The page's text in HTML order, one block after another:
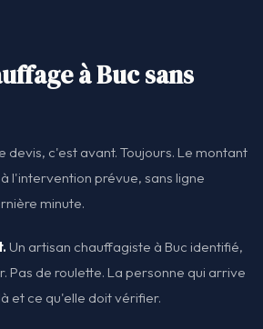
à Buc sans
devis, c'est avant. Toujours. Le montant
l'intervention prévue, sans ligne
minute.
Un artisan chauffagiste à Buc identifié,
Pas de roulette. La personne qui arrive
et ce qu'elle doit vérifier.